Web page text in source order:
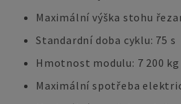
Maximální výška stohu
Standardní doba cyklu: 75 s
Hmotnost modulu: 7 200 kg
Maximální spotřeba